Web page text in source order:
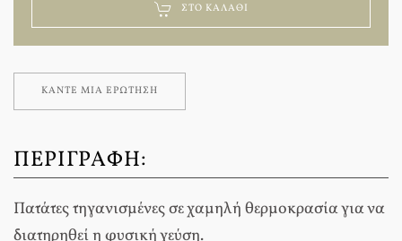
ΣΤΟ ΚΑΛΆΘΙ
ΚΆΝΤΕ ΜΊΑ ΕΡΏΤΗΣΗ
ΠΕΡΙΓΡΑΦΉ:
Πατάτες τηγανισμένες σε χαμηλή θερμοκρασία για να
διατηρηθεί η φυσική γεύση.